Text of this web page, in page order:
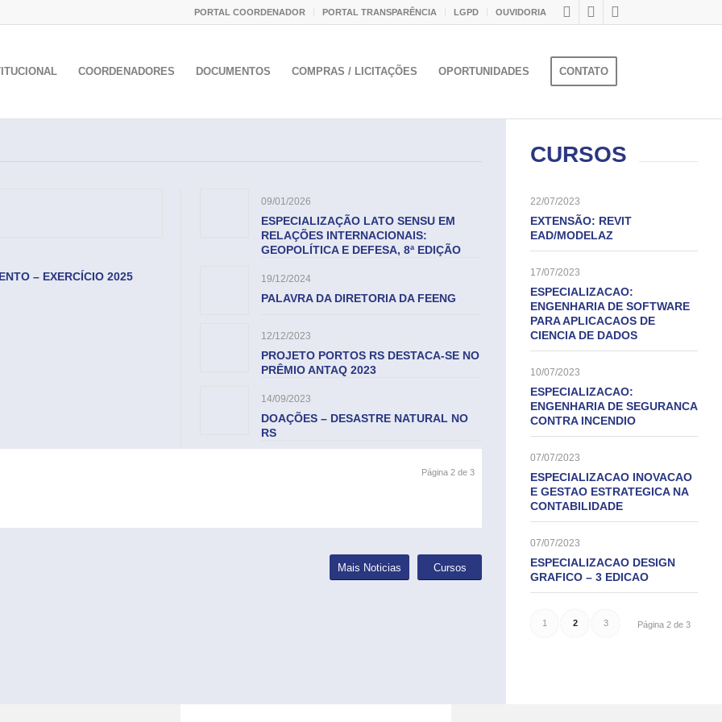
PORTAL COORDENADOR PORTAL TRANSPARÊNCIA LGPD OUVIDORIA
COORDENADORES DOCUMENTOS COMPRAS / LICITAÇÕES OPORTUNIDADES CONTATO
– EXERCÍCIO 2025
09/01/2026
ESPECIALIZAÇÃO LATO SENSU EM
RELAÇÕES INTERNACIONAIS:
GEOPOLÍTICA E DEFESA, 8ª EDIÇÃO
19/12/2024
PALAVRA DA DIRETORIA DA FEENG
12/12/2023
PROJETO PORTOS RS DESTACA-SE NO
PRÊMIO ANTAQ 2023
14/09/2023
DOAÇÕES – DESASTRE NATURAL NO
RS
Página 2 de 3
Mais Noticias Cursos
CURSOS
22/07/2023
EXTENSÃO: REVIT
EAD/MODELAZ
17/07/2023
ESPECIALIZACAO:
ENGENHARIA DE SOFTWARE
PARA APLICACAOS DE
CIENCIA DE DADOS
10/07/2023
ESPECIALIZACAO:
ENGENHARIA DE SEGURANCA
CONTRA INCENDIO
07/07/2023
ESPECIALIZACAO INOVACAO
E GESTAO ESTRATEGICA NA
CONTABILIDADE
07/07/2023
ESPECIALIZACAO DESIGN
GRAFICO – 3 EDICAO
Página 2 de 3
1 2 3